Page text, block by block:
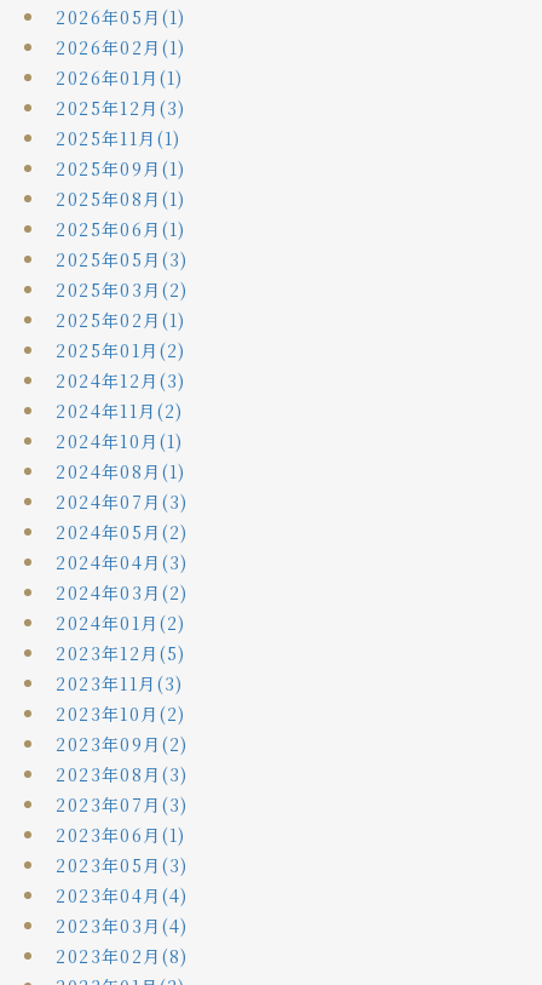
2026年05月(1)
2026年02月(1)
2026年01月(1)
2025年12月(3)
2025年11月(1)
2025年09月(1)
2025年08月(1)
2025年06月(1)
2025年05月(3)
2025年03月(2)
2025年02月(1)
2025年01月(2)
2024年12月(3)
2024年11月(2)
2024年10月(1)
2024年08月(1)
2024年07月(3)
2024年05月(2)
2024年04月(3)
2024年03月(2)
2024年01月(2)
2023年12月(5)
2023年11月(3)
2023年10月(2)
2023年09月(2)
2023年08月(3)
2023年07月(3)
2023年06月(1)
2023年05月(3)
2023年04月(4)
2023年03月(4)
2023年02月(8)